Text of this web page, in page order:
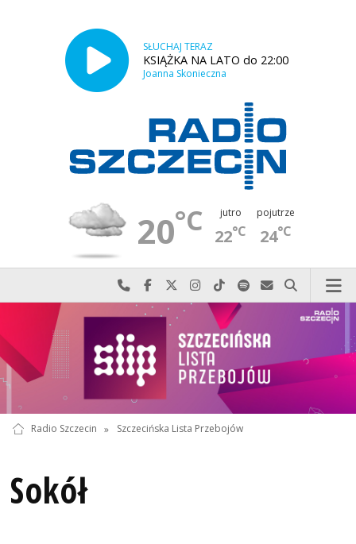
SŁUCHAJ TERAZ
KSIĄŻKA NA LATO do 22:00
Joanna Skonieczna
20°C jutro
22°C
pojutrze
24°C
Najlepiej po prostu do nas zadzwoń
Odwiedź nas na Facebook-u
Odwiedź nas na X
Odwiedź nas na Instagram-ie
Odwiedź nas na TikTok-u
Szukaj nas na Spotify
Wyślij do nas
Szukaj
Radio Szczecin » Szczecińska Lista Przebojów
Sokół